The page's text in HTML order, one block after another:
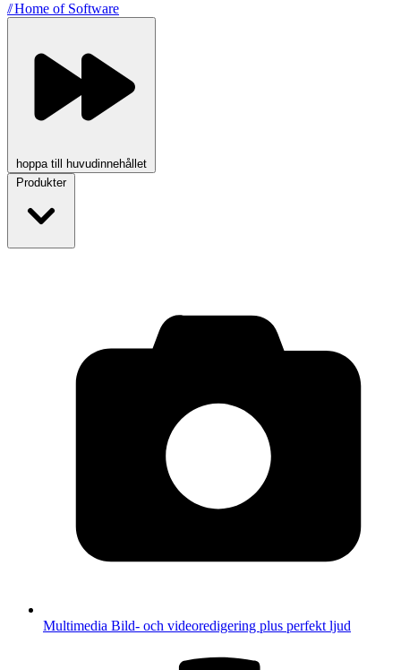
//Home of Software
hoppa till huvudinnehållet
Produkter
Multimedia Bild- och videoredigering plus perfekt ljud